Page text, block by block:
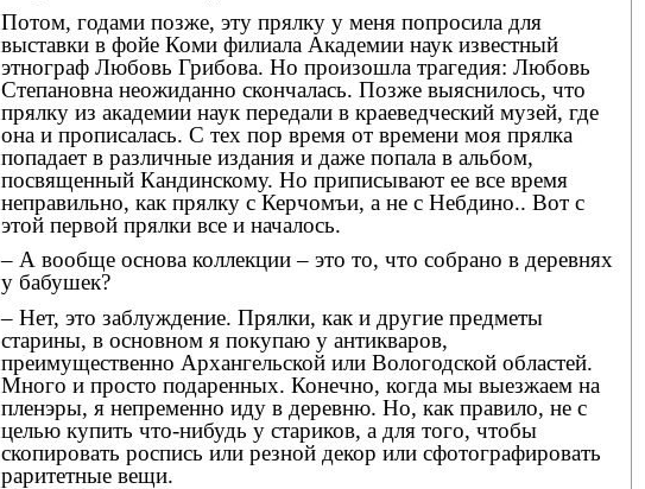
Потом, годами позже, эту прялку у меня попросила для
выставки в фойе Коми филиала Академии наук известный
этнограф Любовь Грибова. Но произошла трагедия: Любовь
Степановна неожиданно скончалась. Позже выяснилось, что
прялку из академии наук передали в краеведческий музей, где
она и прописалась. С тех пор время от времени моя прялка
попадает в различные издания и даже попала в альбом,
посвященный Кандинскому. Но приписывают ее все время
неправильно, как прялку с Керчомъи, а не с Небдино.. Вот с
этой первой прялки все и началось.
– А вообще основа коллекции – это то, что собрано в деревнях
у бабушек?
– Нет, это заблуждение. Прялки, как и другие предметы
старины, в основном я покупаю у антикваров,
преимущественно Архангельской или Вологодской областей.
Много и просто подаренных. Конечно, когда мы выезжаем на
пленэры, я непременно иду в деревню. Но, как правило, не с
целью купить что-нибудь у стариков, а для того, чтобы
скопировать роспись или резной декор или сфотографировать
раритетные вещи.